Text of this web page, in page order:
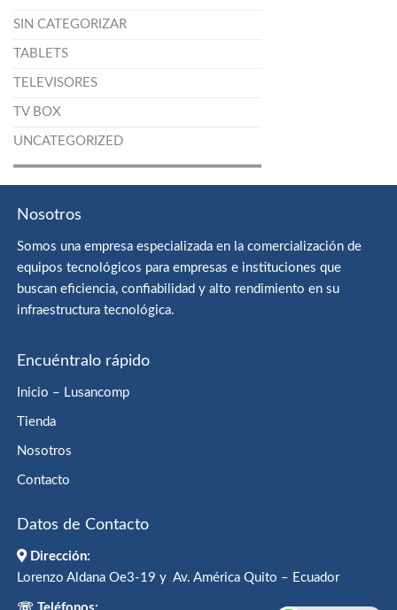
SIN CATEGORIZAR
TABLETS
TELEVISORES
TV BOX
UNCATEGORIZED
Nosotros
Somos una empresa especializada en la comercialización de
equipos tecnológicos para empresas e instituciones que
buscan eficiencia, confiabilidad y alto rendimiento en su
infraestructura tecnológica.
Encuéntralo rápido
Inicio – Lusancomp
Tienda
Nosotros
Contacto
Datos de Contacto
Dirección:
Lorenzo Aldana Oe3-19 y Av. América Quito – Ecuador